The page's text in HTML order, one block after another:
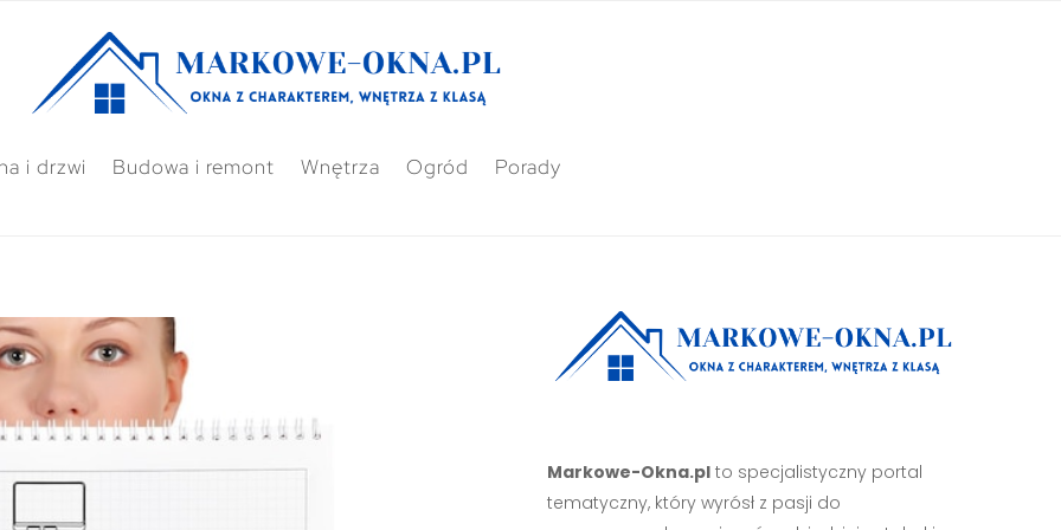
i drzwi Budowa i remont Wnętrza Ogród Porady
Markowe-Okna.plto specjalistyczny portal
tematyczny, który wyrósł z pasji do